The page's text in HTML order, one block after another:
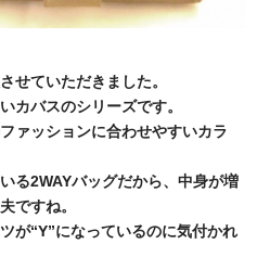
せていただきました。
カバスのシリーズです。
ァッションに合わせやすいカラ
る2WAYバッグだから、中身が増
ですね。
が“Y”になっているのに気付かれ